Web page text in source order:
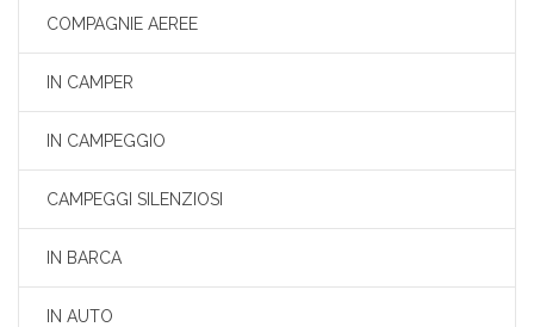
COMPAGNIE AEREE
IN CAMPER
IN CAMPEGGIO
CAMPEGGI SILENZIOSI
IN BARCA
IN AUTO